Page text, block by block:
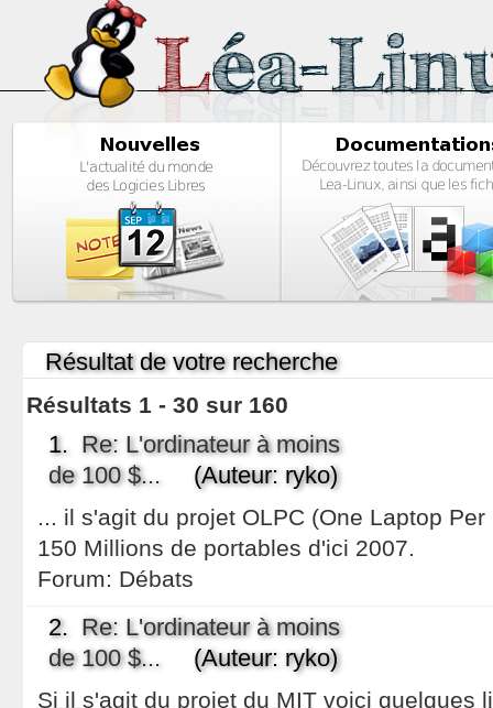
Résultat de votre recherche
Résultats 1 - 30 sur 160
1. Re: L'ordinateur à moins
de 100 $... (Auteur: ryko)
... il s'agit du projet OLPC (One Laptop
150 Millions de portables d'ici 2007.
Forum: Débats
2. Re: L'ordinateur à moins
de 100 $... (Auteur: ryko)
Si il s'agit du projet du MIT voici quelques